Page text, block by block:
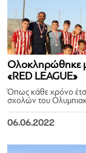
Ολοκληρώθηκε
«RED LEAGUE»
Όπως κάθε χρόνο
σχολών του
06.06.2022